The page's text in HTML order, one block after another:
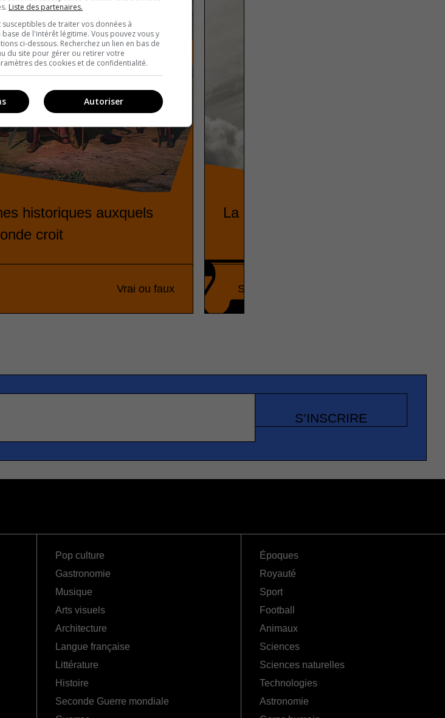
historiques auxquels
croit
Vrai ou faux
La Seconde Guerre mondiale
Seconde Guerre mondiale
S’INSCRIRE
Pop culture
Gastronomie
Musique
Arts visuels
Architecture
Langue française
Littérature
Histoire
Seconde Guerre mondiale
Époques
Royauté
Sport
Football
Animaux
Sciences
Sciences naturelles
Technologies
Astronomie
Liste des partenaires.
de traiter vos données à
de l'intérêt légitime. Vous pouvez vous y
ci-dessous. Recherchez un lien en bas de
du site pour gérer ou retirer votre
des cookies et de confidentialité.
Autoriser